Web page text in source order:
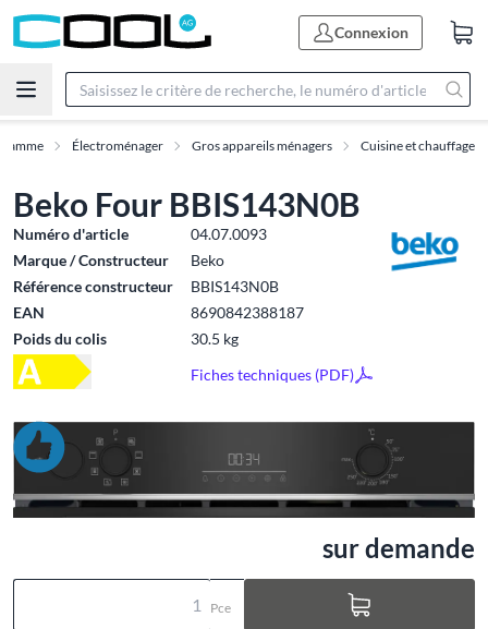
Connexion
Gamme Électroménager Gros appareils ménagers Cuisine et chauffage
Beko Four BBIS143N0B
Numéro d'article
04.07.0093
Marque / Constructeur
Beko
Référence constructeur
BBIS143N0B
EAN
8690842388187
Poids du colis
30.5 kg
Fiches techniques (PDF)
sur demande
Pce